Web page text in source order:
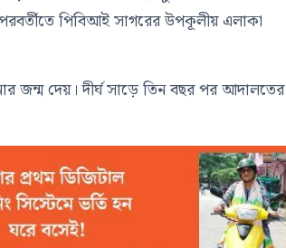
পিবিআই সাগরের উপকূলীয় এলাকা
জন্ম দেয়। দীর্ঘ সাড়ে তিন বছর পর আদালতের